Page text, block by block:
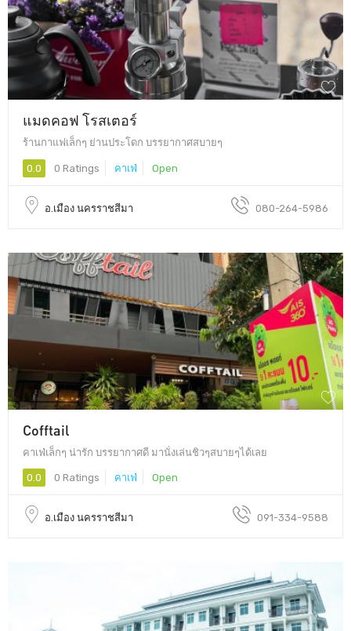
แมดคอฟ โรสเตอร์
ร้านกาแฟเล็กๆ ย่านประโดก บรรยากาศสบายๆ
0.0 0 Ratings คาเฟ่ Open
อ.เมือง นครราชสีมา 080-264-5986
Cofftail
คาเฟ่เล็กๆ น่ารัก บรรยากาศดี มานั่งเล่นชิวๆสบายๆได้เลย
0.0 0 Ratings คาเฟ่ Open
อ.เมือง นครราชสีมา 091-334-9588